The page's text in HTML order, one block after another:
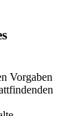
Vorgaben